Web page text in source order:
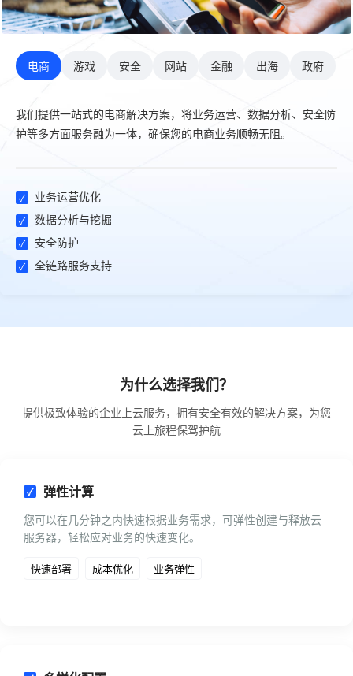
电商 游戏 安全 网站 金融 出海 政府
我们提供一站式的电商解决方案，将业务运营、数据分析、安全防
护等多方面服务融为一体，确保您的电商业务顺畅无阻。
业务运营优化
数据分析与挖掘
安全防护
全链路服务支持
为什么选择我们？
提供极致体验的企业上云服务，拥有安全有效的解决方案，为您
云上旅程保驾护航
弹性计算
您可以在几分钟之内快速根据业务需求，可弹性创建与释放云
服务器，轻松应对业务的快速变化。
快速部署 成本优化 业务弹性